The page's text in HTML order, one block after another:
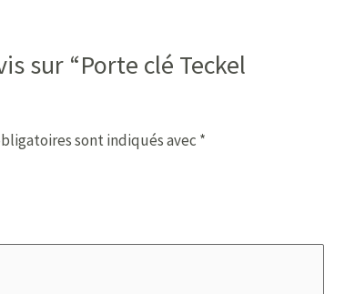
sur “Porte clé Teckel
sont indiqués avec *